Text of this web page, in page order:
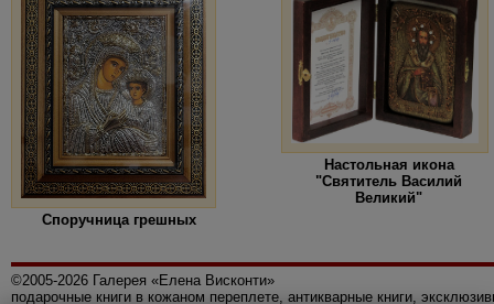
Споручница грешных
Настольная икона
"Святитель Василий
Великий"
©2005-2026 Галерея «Елена Висконти»
подарочные книги в кожаном переплете, антикварные книги,